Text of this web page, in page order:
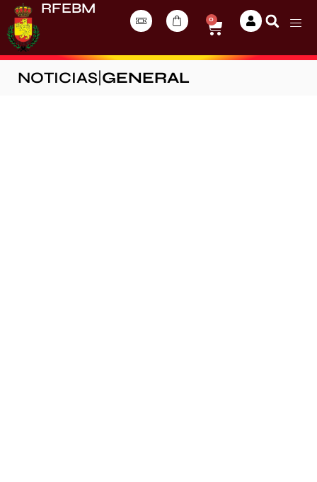
RFEBM
0
NOTICIAS GENERAL